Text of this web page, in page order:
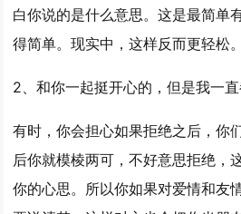
白你说的是什么意思。这是最简单
得简单。现实中，这样反而更轻松。
2、和你一起挺开心的，但是我一
有时，你会担心如果拒绝之后，你
后你就模棱两可，不好意思拒绝，
你的心思。所以你如果对爱情和友